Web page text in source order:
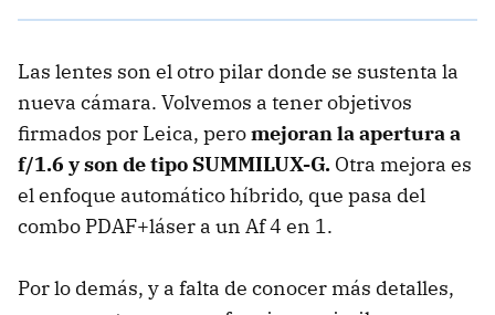
Las lentes son el otro pilar donde se sustenta la
nueva cámara. Volvemos a tener objetivos
firmados por Leica, peromejoran la apertura a
f/1.6 y son de tipo SUMMILUX-G. Otra mejora es
el enfoque automático híbrido, que pasa del
combo PDAF+láser a un Af 4 en 1.
Por lo demás, y a falta de conocer más detalles,